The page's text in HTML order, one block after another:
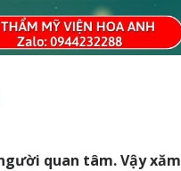
quan tâm. Vậy xăm